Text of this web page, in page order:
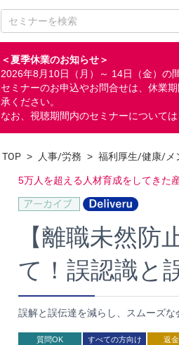
＜夏季休業のお知らせ＞
2026年8月10日（月）～ 14日（金）の
セミナーのお申込やお問合せは、休業
承ください。
なお、視聴期間内のセミナーについて
TOP > 人事/労務 > 福利厚生/健康/メ
5万人を超える人材育成をしてきた
【離職未然
て！誤認識と
誤解と誤伝達を減らし、スムーズな
質問OK すべての方向け 返